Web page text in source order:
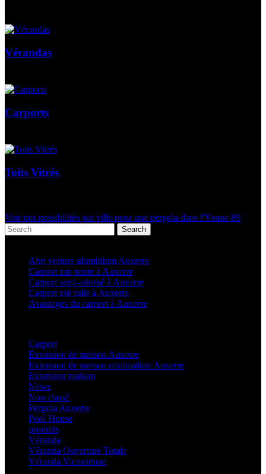
Vérandas
Carports
Toits Vitrés
Voir nos possibilités par ville pour une pergola dans l'Yonne 89
Search
Abri voiture aluminium Auxerre
Carport toit pente à Auxerre
Carport semi-adossé à Auxerre
Carport toit tuile à Auxerre
Avantages du carport à Auxerre
Carport
Extension de maison Auxerre
Extension de maison minimaliste Auxerre
Extension maison
News
Non classé
Pergola Auxerre
Pool House
produits
Véranda
Véranda Ouverture Totale
Véranda Victorienne